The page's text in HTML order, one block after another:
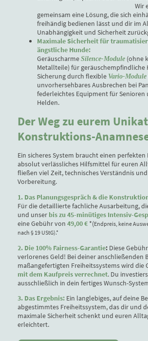
Wir
gemeinsam eine Lösung, die sich
freihändig bedienen lässt und dir im
Unabhängigkeit und Sicherheit
Maximale Sicherheit für
ängstliche Hunde:
Geräuscharme Silence-Module (ohne
Metallteile) für geräuschempfindliche
Sicherung durch flexible Vario-Module
unvorhersehbares Ausbrechen bei
federleichtes Equipment für Senioren
Helden.
Der Weg zu eurem
Konstruktions-
Ein sicheres System braucht einen perfekten
absolut verlässliches Hilfsmittel für euren
fließen viel Zeit, technisches Verständnis
Vorbereitung.
1. Das Planungsgespräch & die
Für die detaillierte fachliche Ausarbeitung,
und unser bis zu 45-minütiges Intensiv-
eine Gebühr von 49,00 € *(Endpreis, keine
nach § 19 UStG).*
2. Die 100% Fairness-Garantie: Diese
verlorenes Geld! Bei deiner anschließenden
maßangefertigten Freiheitssystems wird die
mit dem Kaufpreis verrechnet. Du
ausschließlich in dein fertiges Wunsch-
3. Das Ergebnis: Ein langlebiges, auf deine
abgestimmtes Freiheitssystem, das dir und
maximale Sicherheit schenkt und euren
erleichtert.